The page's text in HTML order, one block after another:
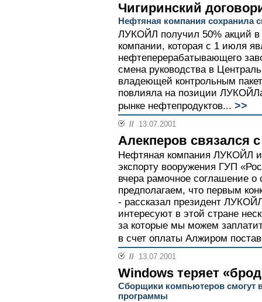
Чигиринский
Нефтяная компания сохранила
ЛУКОЙЛ получил 50% акций
компании, которая с 1 июля
нефтеперерабатывающего
смена руководства в
владеющей контрольным
повлияла на позиции
рынке нефтепродуктов... >>
// 13.07.2001
Алекперов связался
Нефтяная компания ЛУКОЙЛ
экспорту вооружения ГУП
вчера рамочное соглашение
предполагаем, что первым
- рассказал президент
интересуют в этой стране
за которые мы можем
в счет оплаты Алжиром
// 13.07.2001
Windows теряет
Сборщики компьютеров смогут
программы